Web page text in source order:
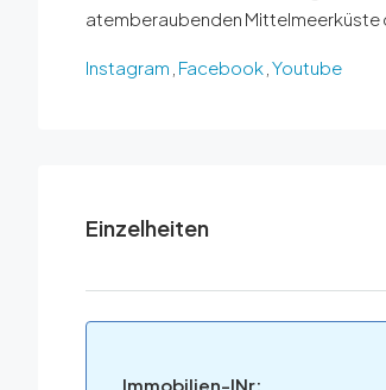
atemberaubenden Mittelmeerküste
Instagram Facebook Youtube
Einzelheiten
Immobilien-INr: